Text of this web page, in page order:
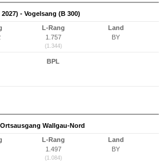
- Vogelsang (B 300)
L-Rang
1.757
(1.344)
Land
BY
BPL
Wallgau-Nord
L-Rang
1.497
(1.084)
Land
BY